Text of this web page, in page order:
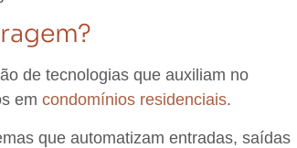
de tecnologias que auxiliam no
em condomínios residenciais.
que automatizam entradas, saídas